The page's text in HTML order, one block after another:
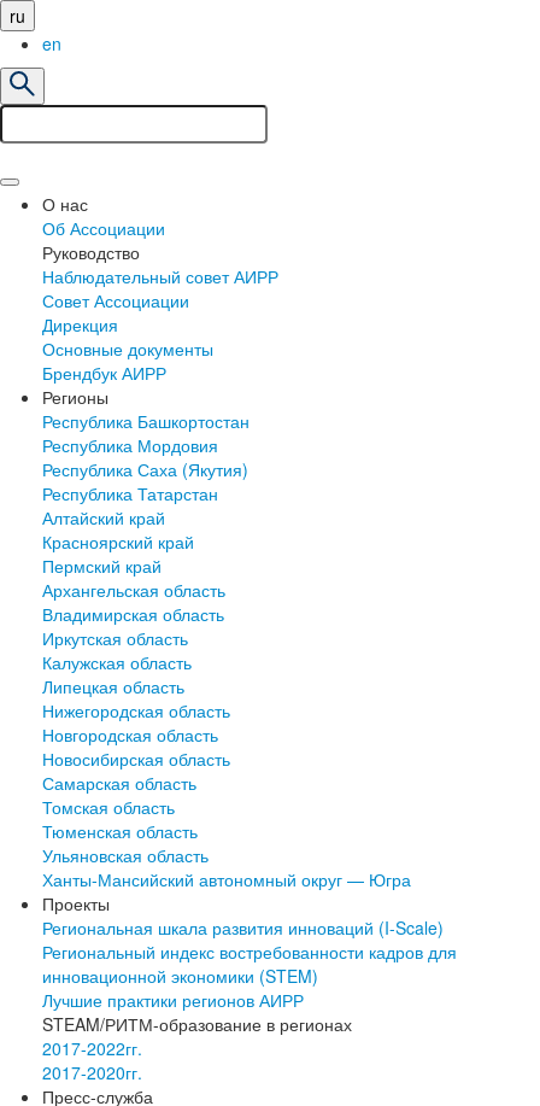
ru
en
О нас
Об Ассоциации
Руководство
Наблюдательный совет АИРР
Совет Ассоциации
Дирекция
Основные документы
Брендбук АИРР
Регионы
Республика Башкортостан
Республика Мордовия
Республика Саха (Якутия)
Республика Татарстан
Алтайский край
Красноярский край
Пермский край
Архангельская область
Владимирская область
Иркутская область
Калужская область
Липецкая область
Нижегородская область
Новгородская область
Новосибирская область
Самарская область
Томская область
Тюменская область
Ульяновская область
Ханты-Мансийский автономный округ — Югра
Проекты
Региональная шкала развития инноваций (I-Scale)
Региональный индекс востребованности кадров для
инновационной экономики (STEM)
Лучшие практики регионов АИРР
STEAM/РИТМ-образование в регионах
2017-2022гг.
2017-2020гг.
Пресс-служба